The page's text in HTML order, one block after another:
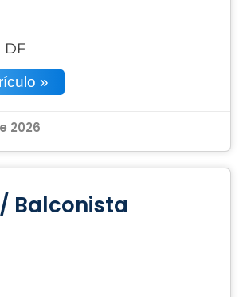
DF
»
2026
Balconista